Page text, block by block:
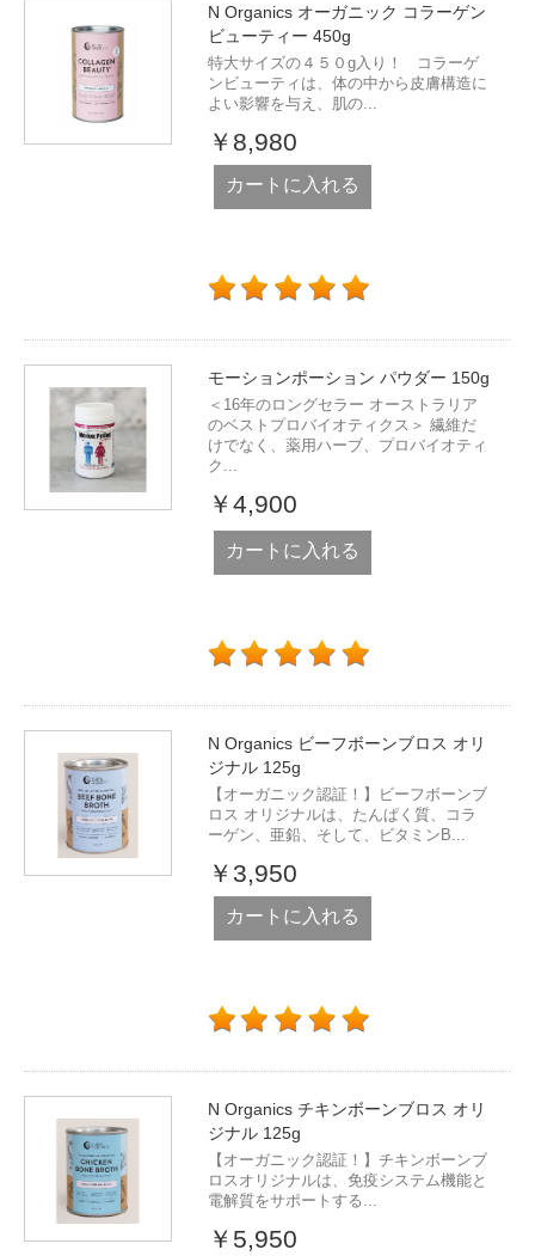
N Organics オーガニック コラーゲン
ビューティー 450g
特大サイズの４５０g入り！ コラーゲ
ンビューティは、体の中から皮膚構造に
よい影響を与え、肌の...
￥8,980
カートに入れる
モーションポーション パウダー 150g
＜16年のロングセラー オーストラリア
のベストプロバイオティクス＞ 繊維だ
けでなく、薬用ハーブ、プロバイオティ
ク...
￥4,900
カートに入れる
N Organics ビーフボーンブロス オリ
ジナル 125g
【オーガニック認証！】ビーフボーンブ
ロス オリジナルは、たんぱく質、コラ
ーゲン、亜鉛、そして、ビタミンB...
￥3,950
カートに入れる
N Organics チキンボーンブロス オリ
ジナル 125g
【オーガニック認証！】チキンボーンブ
ロスオリジナルは、免疫システム機能と
電解質をサポートする...
￥5,950